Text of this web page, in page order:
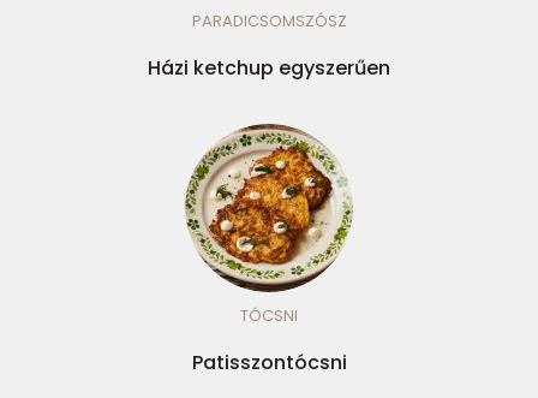
PARADICSOMSZÓSZ
Házi ketchup egyszerűen
TÓCSNI
Patisszontócsni